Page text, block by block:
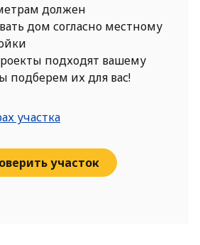
должен
дом согласно местному
подходят вашему
подберем их для вас!
участка
участок